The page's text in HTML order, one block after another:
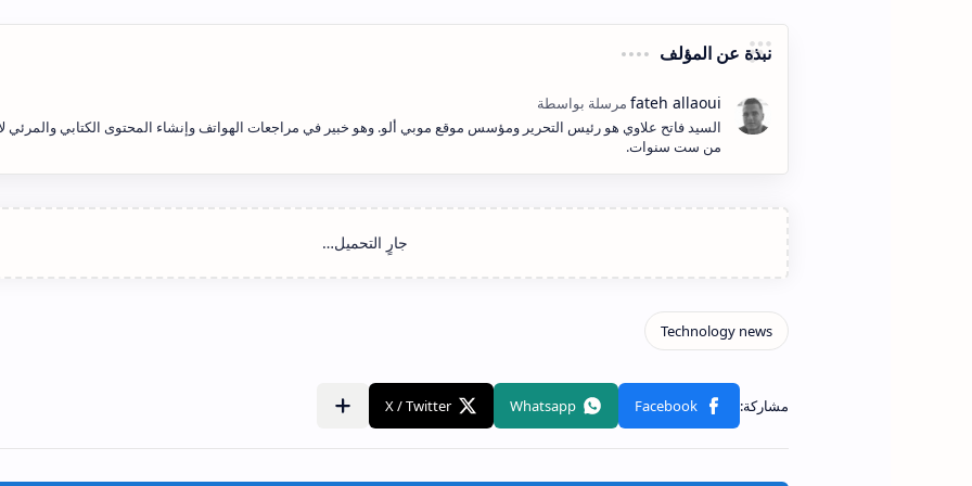
نبذة عن المؤلف
السيد فاتح علاوي هو رئيس التحرير ومؤسس موقع موبي ألو. وهو خبير في مراجعات الهواتف وإنشاء المحتوى الكتابي والمرئي
من ست سنوات.